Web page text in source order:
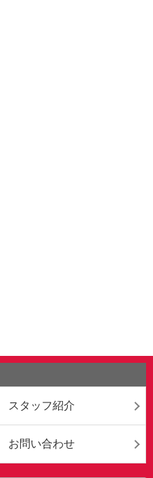
スタッフ紹介
お問い合わせ